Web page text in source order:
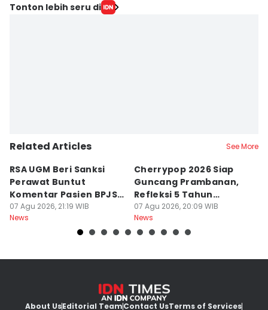
Tonton lebih seru di
Related Articles See More
RSA UGM Beri Sanksi
Perawat Buntut
Komentar Pasien BPJS
di Medsos
07 Agu 2026, 21:19 WIB
News
Cherrypop 2026 Siap
Guncang Prambanan,
Refleksi 5 Tahun
Perjalanan
07 Agu 2026, 20:09 WIB
News
About UsEditorial TeamContact UsTerms of Services